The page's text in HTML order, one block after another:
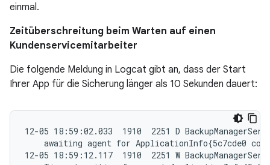
einmal.
Zeitüberschreitung beim Warten auf einen
Kundenservicemitarbeiter
Die folgende Meldung in Logcat gibt an, dass der Start
Ihrer App für die Sicherung länger als 10 Sekunden dauert:
12-05 18:59:02.033  1910  2251 D
awaiting agent for ApplicationInfo{5c7cde0
12-05 18:59:12.117  1910  2251 W